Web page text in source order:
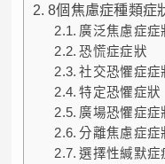
8個焦慮症種類症
廣泛焦慮症症
恐慌症症狀
社交恐懼症症
特定恐懼症狀
廣場恐懼症症
分離焦慮症症
選擇性緘默症